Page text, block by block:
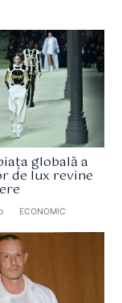
globală a
de lux revine
ECONOMIC